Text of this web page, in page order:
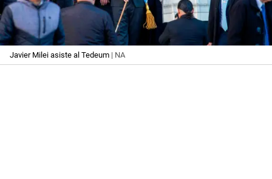
Javier Milei asiste al Tedeum | NA